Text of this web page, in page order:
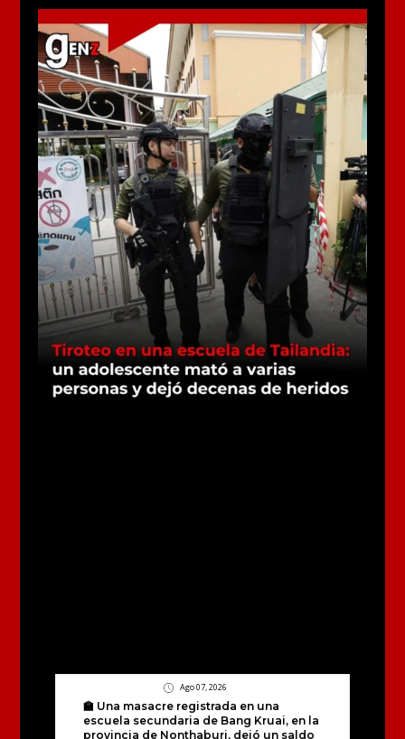
Ago 07, 2026
🏫 Una masacre registrada en una
escuela secundaria de Bang Kruai, en la
provincia de Nonthaburi, dejó un saldo